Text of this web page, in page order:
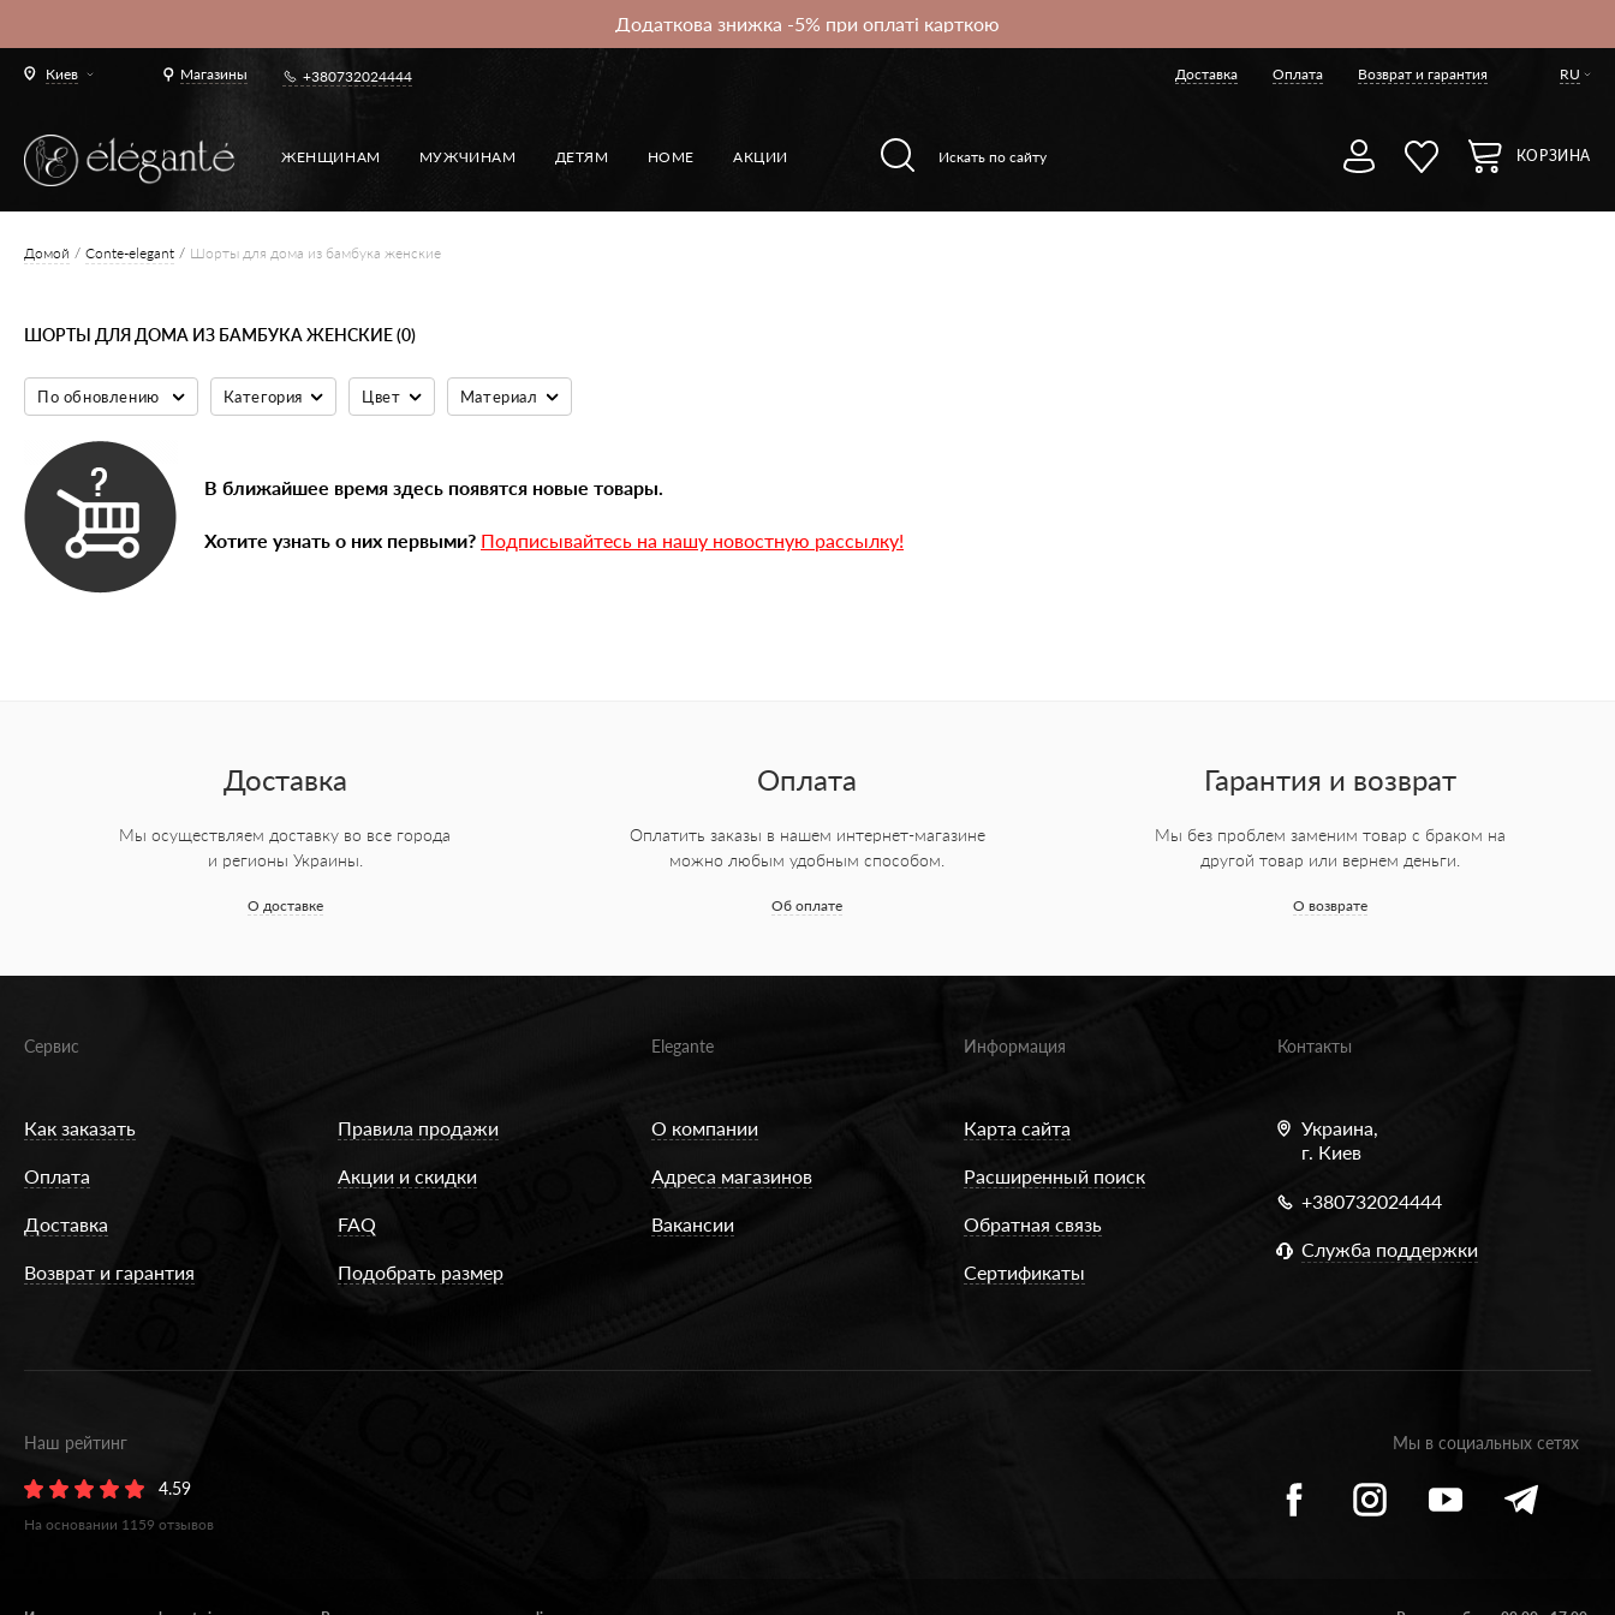
Додаткова знижка -5% при оплаті карткою
Киев Магазины +380732024444 Доставка Оплата Возврат и гарантия RU
ЖЕНЩИНАМ МУЖЧИНАМ ДЕТЯМ HOME АКЦИИ КОРЗИНА
Домой Conte-elegant Шорты для дома из бамбука женские
ШОРТЫ ДЛЯ ДОМА ИЗ БАМБУКА ЖЕНСКИЕ (0)
По обновлению Категория Цвет Материал
В ближайшее время здесь появятся новые товары.
Хотите узнать о них первыми? Подписывайтесь на нашу новостную рассылку!
Доставка
Мы осуществляем доставку во все города
и регионы Украины.
О доставке
Оплата
Оплатить заказы в нашем интернет-магазине
можно любым удобным способом.
Об оплате
Гарантия и возврат
Мы без проблем заменим товар с браком на
другой товар или вернем деньги.
О возврате
Сервис
Как заказать
Оплата
Доставка
Возврат и гарантия
Правила продажи
Акции и скидки
FAQ
Подобрать размер
Elegante
О компании
Адреса магазинов
Вакансии
Информация
Карта сайта
Расширенный поиск
Обратная связь
Сертификаты
Контакты
Украина,
г. Киев
+380732024444
Служба поддержки
Наш рейтинг
4.59
На основании 1159 отзывов
Мы в социальных сетях